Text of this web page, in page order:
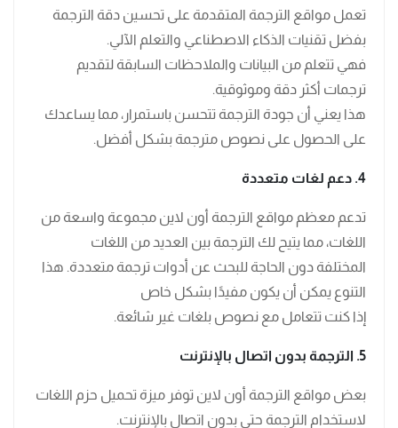
تعمل مواقع الترجمة المتقدمة على تحسين دقة الترجمة
بفضل تقنيات الذكاء الاصطناعي والتعلم الآلي.
فهي تتعلم من البيانات والملاحظات السابقة لتقديم
ترجمات أكثر دقة وموثوقية.
هذا يعني أن جودة الترجمة تتحسن باستمرار، مما يساعدك
على الحصول على نصوص مترجمة بشكل أفضل.
4. دعم لغات متعددة
تدعم معظم مواقع الترجمة أون لاين مجموعة واسعة من
اللغات، مما يتيح لك الترجمة بين العديد من اللغات
المختلفة دون الحاجة للبحث عن أدوات ترجمة متعددة. هذا
التنوع يمكن أن يكون مفيدًا بشكل خاص
إذا كنت تتعامل مع نصوص بلغات غير شائعة.
5. الترجمة بدون اتصال بالإنترنت
بعض مواقع الترجمة أون لاين توفر ميزة تحميل حزم اللغات
لاستخدام الترجمة حتى بدون اتصال بالإنترنت.